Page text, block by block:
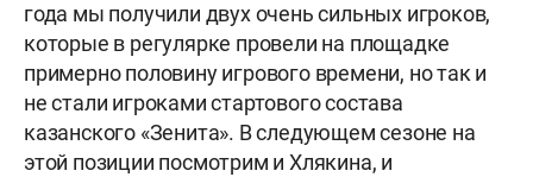
года мы получили двух очень сильных игроков,
которые в регулярке провели на площадке
примерно половину игрового времени, но так и
не стали игроками стартового состава
казанского «Зенита». В следующем сезоне на
этой позиции посмотрим и Хлякина, и